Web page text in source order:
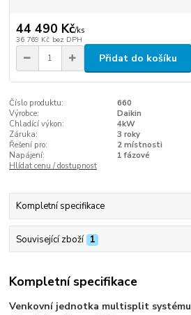
44 490 Kč/ks
36 769 Kč bez DPH
Přidat do košíku
Číslo produktu:
660
Výrobce:
Daikin
Chladící výkon:
4kW
Záruka:
3 roky
Řešení pro:
2 místnosti
Napájení:
1 fázové
Hlídat cenu / dostupnost
Kompletní specifikace
Související zboží 1
Kompletní specifikace
Venkovní jednotka multisplit systému